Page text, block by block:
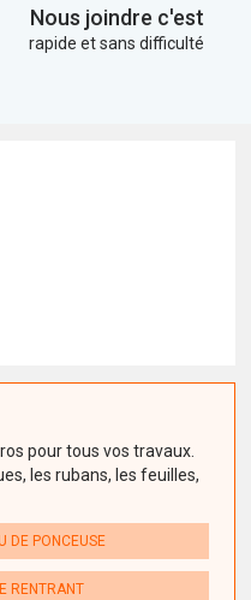
Nous joindre c'est
rapide et sans difficulté
pour tous vos travaux.
les rubans, les feuilles,
DE PONCEUSE
RENTRANT